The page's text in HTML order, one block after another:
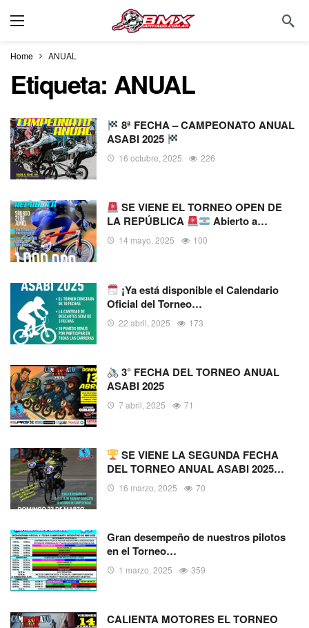
Home ANUAL
Etiqueta: ANUAL
8ª FECHA – CAMPEONATO ANUAL
ASABI 2025
16 octubre, 2025 226
SE VIENE EL TORNEO OPEN DE
LA REPÚBLICA
Abierto a…
14 mayo, 2025 100
¡Ya está disponible el Calendario
Oficial del Torneo…
22 abril, 2025 173
3° FECHA DEL TORNEO ANUAL
ASABI 2025
7 abril, 2025 71
SE VIENE LA SEGUNDA FECHA
DEL TORNEO ANUAL ASABI 2025…
16 marzo, 2025 70
Gran desempeño de nuestros pilotos
en el Torneo…
1 marzo, 2025 359
CALIENTA MOTORES EL TORNEO